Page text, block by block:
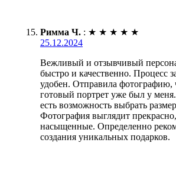
Римма Ч. : ★ ★ ★ ★ ★
25.12.2024
Вежливый и отзывчивый
быстро и качественно. Процесс
удобен. Отправила фотографию,
готовый портрет уже был у
есть возможность выбрать
Фотография выглядит
насыщенные. Определенно
создания уникальных подарков.